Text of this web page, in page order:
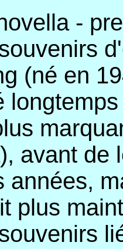
-
(né en
), avant de
années,
plus